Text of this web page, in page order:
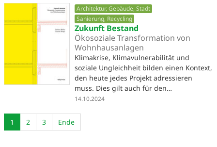
Architektur, Gebäude, Stadt
Sanierung, Recycling
Zukunft Bestand
Ökosoziale Transformation von
Wohnhausanlagen
Klimakrise, Klimavulnerabilität und
soziale Ungleichheit bilden einen Kontext,
den heute jedes Projekt adressieren
muss. Dies gilt auch für den…
14.10.2024
1 2 3 Ende